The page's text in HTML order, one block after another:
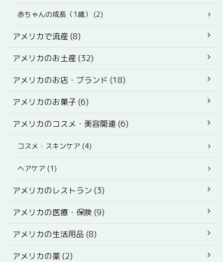
赤ちゃんの成長（1歳） (2)
アメリカで流産 (8)
アメリカのお土産 (32)
アメリカのお店・ブランド (18)
アメリカのお菓子 (6)
アメリカのコスメ・美容関連 (6)
コスメ・スキンケア (4)
ヘアケア (1)
アメリカのレストラン (3)
アメリカの医療・保険 (9)
アメリカの生活用品 (8)
アメリカの薬 (2)